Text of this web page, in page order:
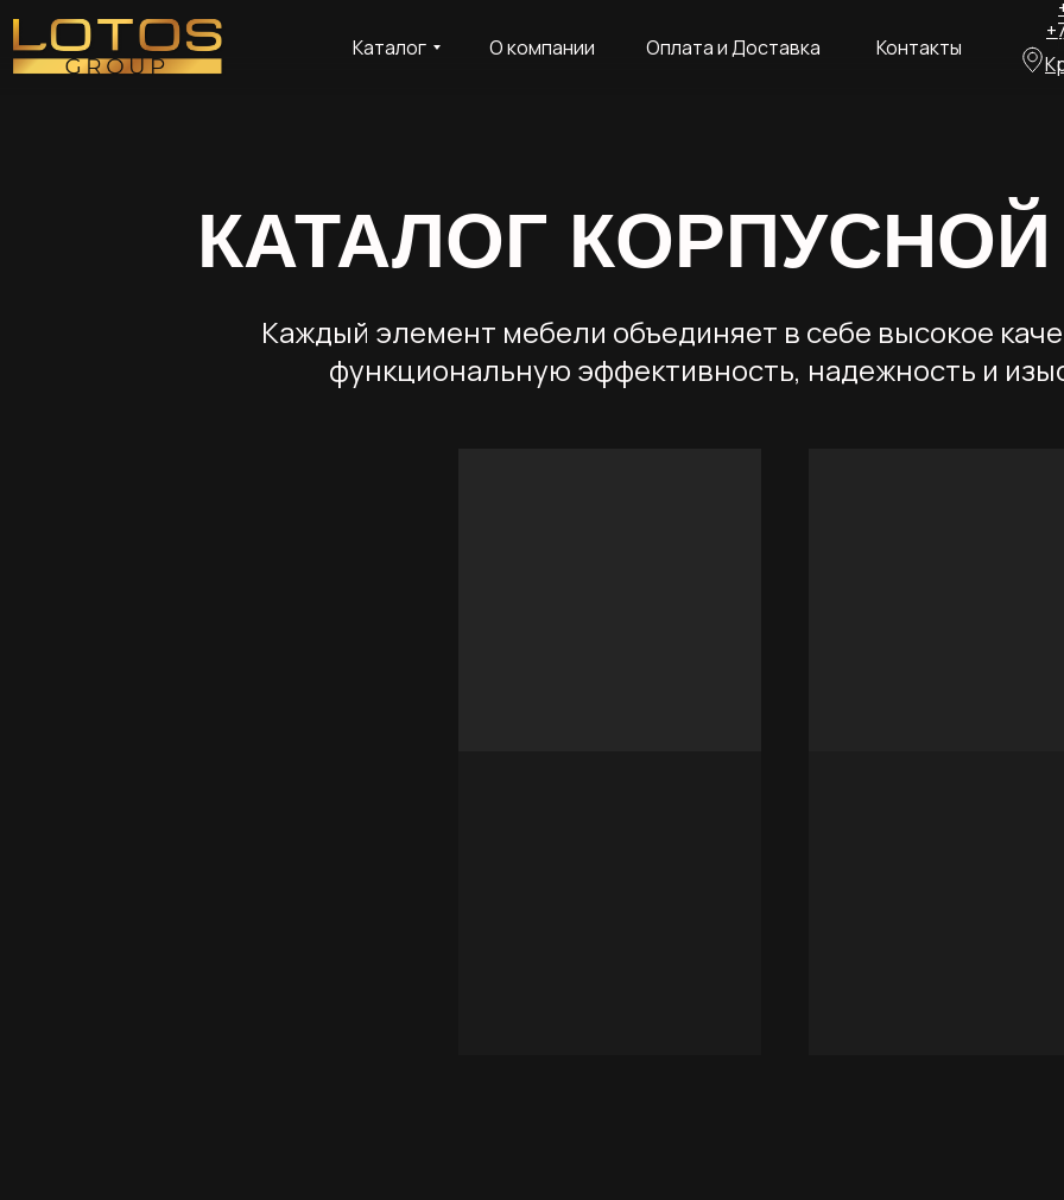
Каталог О компании Оплата и Доставка Контакты
КАТАЛОГ
Каждый элемент мебели объединяет в себе высокое
функциональную эффективность, надежность и